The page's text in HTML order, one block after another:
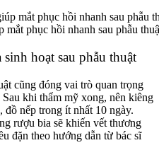
mắt phục hồi nhanh sau phẫu
hoạt sau phẫu thuật
cũng đóng vai trò quan trọng
khi thẩm mỹ xong, nên kiêng
đồ nếp trong ít nhất 10 ngày.
rượu bia sẽ khiến vết thương
đặn theo hướng dẫn từ bác sĩ